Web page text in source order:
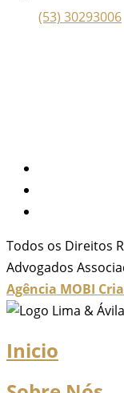
(53) 30293006
Todos os Direitos
Advogados
Agência MOBI
Inicio